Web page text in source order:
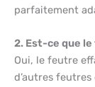
parfaitement
2. Est-ce que
Oui, le feutre
d’autres